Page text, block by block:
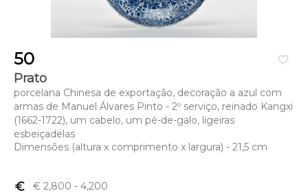
favorite_border
50
Prato
porcelana Chinesa de exportação, decoração a azul com
armas de Manuel Álvares Pinto - 2º serviço, reinado Kangxi
(1662-1722), um cabelo, um pé-de-galo, ligeiras
esbeiçadelas
Dimensões (altura x comprimento x largura) - 21,5 cm
euro_symbol € 2,800 - 4,200